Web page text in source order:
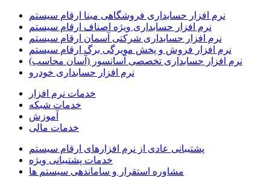
نرم افزار حسابداری فروشگاهی مبنا ارقام سیستم
نرم افزار حسابداری ویژه اصناف ارقام سیستم
نرم افزار حسابداری شرکتی آسمان ارقام سیستم
نرم افزار فروش و پخش مویرگی برگ ارقام سیستم
نرم افزار حسابداری تخصصی آسانسور (آسان محاسب)
نرم افزار حسابداری خودرو
خدمات نرم افزار
خدمات شبکه
آموزش
خدمات مالی
پشتیبانی عادی از نرم افزارهای ارقام سیستم
خدمات پشتیبانی ویژه
مشاوره استقرار و ساماندهی سیستم ها